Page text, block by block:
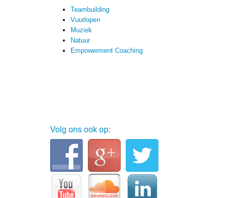
Teambuilding
Vuurlopen
Muziek
Natuur
Empowerment Coaching
Volg ons ook op: